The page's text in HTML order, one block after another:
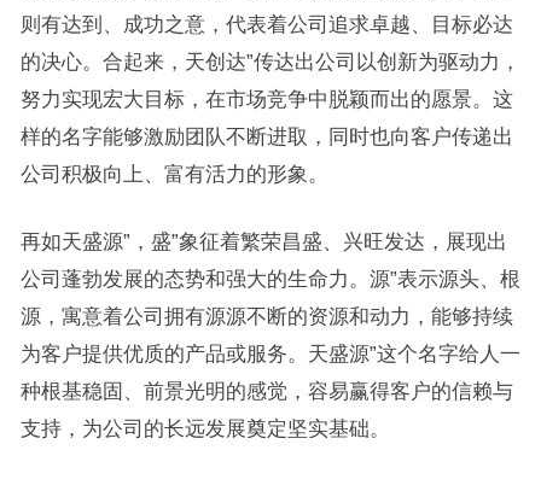
则有达到、成功之意，代表着公司追求卓越、目标必达
的决心。合起来，天创达”传达出公司以创新为驱动力，
努力实现宏大目标，在市场竞争中脱颖而出的愿景。这
样的名字能够激励团队不断进取，同时也向客户传递出
公司积极向上、富有活力的形象。
再如天盛源”，盛”象征着繁荣昌盛、兴旺发达，展现出
公司蓬勃发展的态势和强大的生命力。源”表示源头、根
源，寓意着公司拥有源源不断的资源和动力，能够持续
为客户提供优质的产品或服务。天盛源”这个名字给人一
种根基稳固、前景光明的感觉，容易赢得客户的信赖与
支持，为公司的长远发展奠定坚实基础。